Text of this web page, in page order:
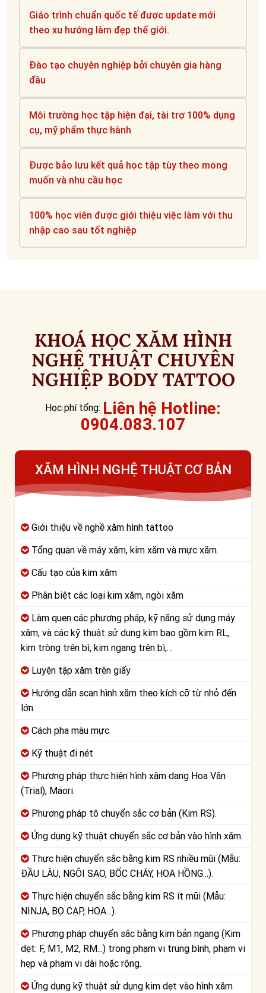
Giáo trình chuẩn quốc tế được update mới
theo xu hướng làm đẹp thế giới.
Đào tạo chuyên nghiệp bởi chuyên gia hàng
đầu
Môi trường học tập hiện đại, tài trợ 100% dụng
cụ, mỹ phẩm thực hành
Được bảo lưu kết quả học tập tùy theo mong
muốn và nhu cầu học
100% học viên được giới thiệu việc làm với thu
nhập cao sau tốt nghiệp
KHOÁ HỌC XĂM HÌNH
NGHỆ THUẬT CHUYÊN
NGHIỆP BODY TATTOO
Học phí tổng: Liên hệ Hotline:
0904.083.107
XĂM HÌNH NGHỆ THUẬT CƠ BẢN
Giới thiệu về nghề xăm hình tattoo
Tổng quan về máy xăm, kim xăm và mực xăm.
Cấu tạo của kim xăm
Phân biệt các loại kim xăm, ngòi xăm
Làm quen các phương pháp, kỹ năng sử dụng máy
xăm, và các kỹ thuật sử dụng kim bao gồm kim RL,
kim tròng trên bì, kim ngang trên bì,…
Luyện tập xăm trên giấy
Hướng dẫn scan hình xăm theo kích cỡ từ nhỏ đến
lớn
Cách pha màu mực
Kỹ thuật đi nét
Phương pháp thực hiện hình xăm dạng Hoa Văn
(Trial), Maori.
Phương pháp tô chuyển sắc cơ bản (Kim RS).
Ứng dụng kỹ thuật chuyển sắc cơ bản vào hình xăm.
Thực hiện chuyển sắc bằng kim RS nhiều mũi (Mẫu:
ĐẦU LÂU, NGÔI SAO, BỐC CHÁY, HOA HỒNG...).
Thực hiện chuyển sắc bằng kim RS ít mũi (Mẫu:
NINJA, BỌ CẠP, HOA...).
Phương pháp chuyển sắc bằng kim bản ngang (Kim
dẹt: F, M1, M2, RM...) trong phạm vi trung bình, phạm vi
hẹp và phạm vi dài hoặc rộng.
Ứng dụng kỹ thuật sử dụng kim dẹt vào hình xăm